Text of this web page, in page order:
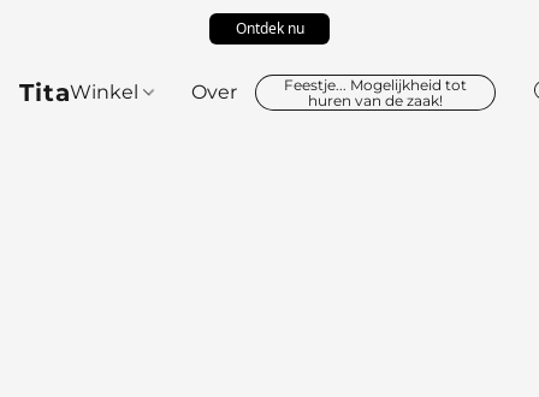
Ontdek nu
TitaWinkel Over
Feestje... Mogelijkheid tot
huren van de zaak!